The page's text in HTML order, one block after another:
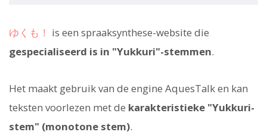
ゆくも！ is een spraaksynthese-website die
gespecialiseerd is in "Yukkuri"-stemmen.
Het maakt gebruik van de engine AquesTalk en kan
teksten voorlezen met de karakteristieke "Yukkuri-
stem" (monotone stem).